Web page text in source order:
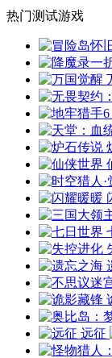
热门测试游戏
远征